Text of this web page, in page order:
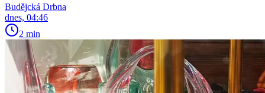
Budějcká Drbna
dnes, 04:46
2 min